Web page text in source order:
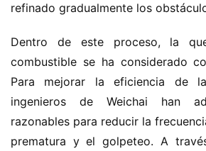
refinado gradualmente los
Dentro de este proceso, la
combustible se ha considerado
Para mejorar la eficiencia de
ingenieros de Weichai han
razonables para reducir la
prematura y el golpeteo. A